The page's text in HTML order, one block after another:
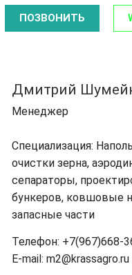
ПОЗВОНИТЬ
Дмитрий
Менеджер
Специализация:
очистки зерна,
сепараторы,
бункеров, ковшовые
запасные части
Телефон: +7(967)668-
E-mail: m2@krassagro.ru